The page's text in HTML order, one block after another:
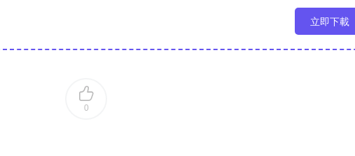
立即下載
0